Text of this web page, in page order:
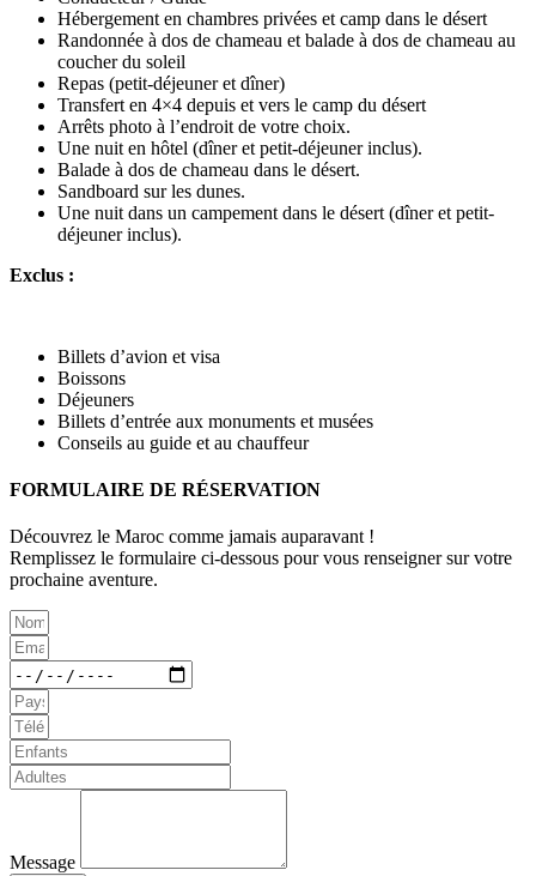
Hébergement en chambres privées et camp dans le désert
Randonnée à dos de chameau et balade à dos de chameau au
coucher du soleil
Repas (petit-déjeuner et dîner)
Transfert en 4×4 depuis et vers le camp du désert
Arrêts photo à l’endroit de votre choix.
Une nuit en hôtel (dîner et petit-déjeuner inclus).
Balade à dos de chameau dans le désert.
Sandboard sur les dunes.
Une nuit dans un campement dans le désert (dîner et petit-
déjeuner inclus).
Exclus :
Billets d’avion et visa
Boissons
Déjeuners
Billets d’entrée aux monuments et musées
Conseils au guide et au chauffeur
FORMULAIRE DE RÉSERVATION
Découvrez le Maroc comme jamais auparavant !
Remplissez le formulaire ci-dessous pour vous renseigner sur votre
prochaine aventure.
Message